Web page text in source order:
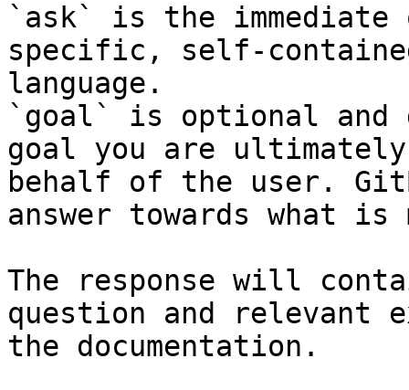
`ask` is the
specific, self-
language.
`goal` is optional and
goal you are
behalf of the user.
answer towards what
The response will
question and relevant
the documentation.